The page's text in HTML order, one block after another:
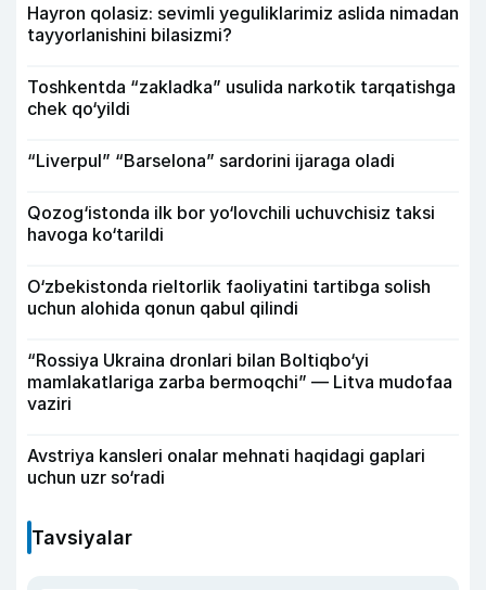
Hayron qolasiz: sevimli yeguliklarimiz aslida nimadan
tayyorlanishini bilasizmi?
Toshkentda “zakladka” usulida narkotik tarqatishga
chek qo‘yildi
“Liverpul” “Barselona” sardorini ijaraga oladi
Qozog‘istonda ilk bor yo‘lovchili uchuvchisiz taksi
havoga ko‘tarildi
O‘zbekistonda rieltorlik faoliyatini tartibga solish
uchun alohida qonun qabul qilindi
“Rossiya Ukraina dronlari bilan Boltiqbo‘yi
mamlakatlariga zarba bermoqchi” — Litva mudofaa
vaziri
Avstriya kansleri onalar mehnati haqidagi gaplari
uchun uzr so‘radi
Tavsiyalar